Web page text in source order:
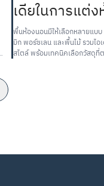
เดียในการแต่
พื้นห้องนอนมีให้เลือกหลายแบบ
มิก พอร์ซเลน และพื้นไม้ รวมไอ
สไตล์ พร้อมเทคนิคเลือกวัสดุที่